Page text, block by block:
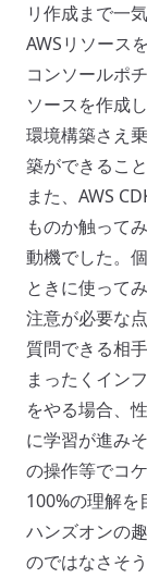
リ作成まで一
AWSリソース
コンソールポ
ソースを作成
環境構築さえ
築ができるこ
また、AWS
ものか触って
動機でした。
ときに使ってみ
注意が必要な点
質問できる相
まったくイン
をやる場合、
に学習が進み
の操作等でコ
100%の理解を
ハンズオンの
のではなさそ